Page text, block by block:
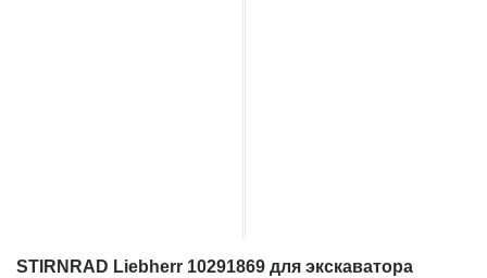
STIRNRAD Liebherr 10291869 для экскаватора